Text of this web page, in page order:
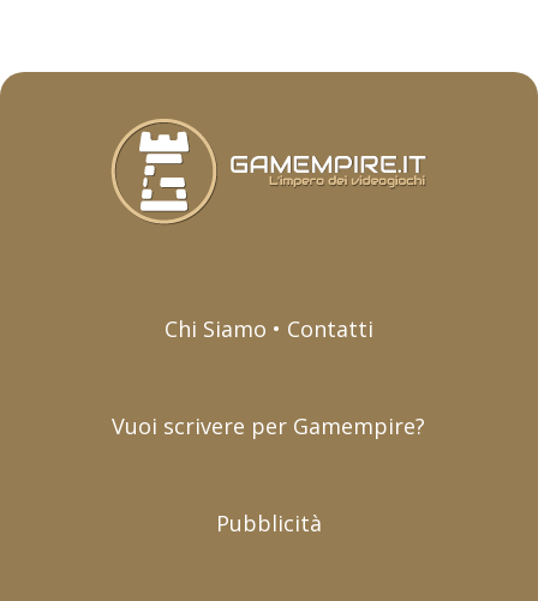
Chi Siamo • Contatti
Vuoi scrivere per Gamempire?
Pubblicità